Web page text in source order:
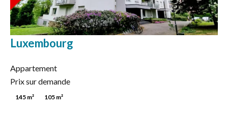
Luxembourg
Appartement
Prix sur demande
145 m² 105 m²